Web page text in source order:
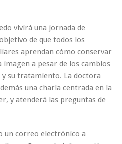
vivirá una jornada de
de que todos los
aprendan cómo conservar
a pesar de los cambios
su tratamiento. La doctora
una charla centrada en la
y atenderá las preguntas de
un correo electrónico a